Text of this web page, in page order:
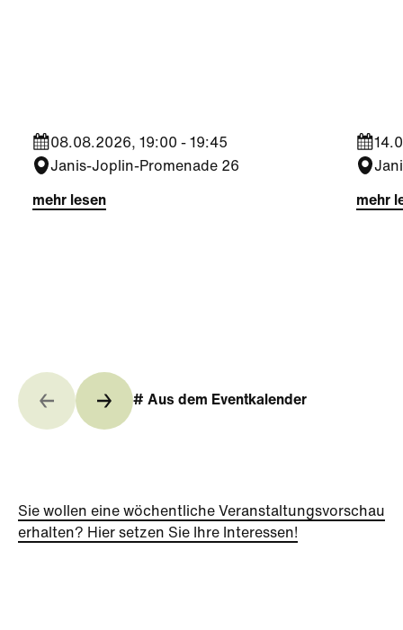
08.08.2026, 19:00 - 19:45
Janis-Joplin-Promenade 26
mehr lesen mehr
# Aus dem Eventkalender
Sie wollen eine wöchentliche Veranstaltungsvorschau
erhalten? Hier setzen Sie Ihre Interessen!